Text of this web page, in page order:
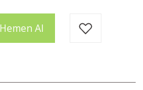
Hemen Al